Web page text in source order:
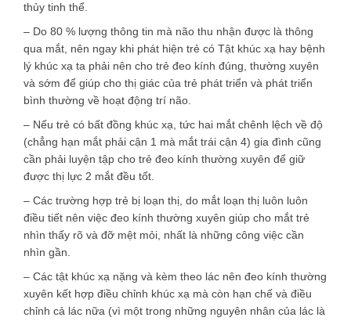
thủy tinh thể.
– Do 80 % lượng thông tin mà não thu nhận được là thông
qua mắt, nên ngay khi phát hiện trẻ có Tật khúc xạ hay bệnh
lý khúc xạ ta phải nên cho trẻ đeo kính đúng, thường xuyên
và sớm để giúp cho thị giác của trẻ phát triển và phát triển
bình thường về hoạt động trí não.
– Nếu trẻ có bất đồng khúc xạ, tức hai mắt chênh lệch về độ
(chẳng hạn mắt phải cận 1 mà mắt trái cận 4) gia đình cũng
cần phải luyện tập cho trẻ đeo kính thường xuyên để giữ
được thị lực 2 mắt đều tốt.
– Các trường hợp trẻ bị loạn thị, do mắt loạn thị luôn luôn
điều tiết nên việc đeo kính thường xuyên giúp cho mắt trẻ
nhìn thấy rõ và đỡ mệt mỏi, nhất là những công việc cần
nhìn gần.
– Các tật khúc xạ nặng và kèm theo lác nên đeo kính thường
xuyên kết hợp điều chỉnh khúc xạ mà còn hạn chế và điều
chỉnh cả lác nữa (vì một trong những nguyên nhân của lác là